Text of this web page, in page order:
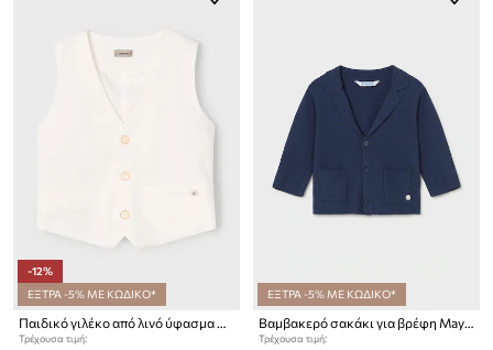
-12%
ΕΞΤΡΑ -5% ΜΕ ΚΩΔΙΚΟ*
Παιδικό γιλέκο από λινό ύφασμα Mayoral
Τρέχουσα τιμή:
ΕΞΤΡΑ -5% ΜΕ ΚΩΔΙΚΟ*
Βαμβακερό σακάκι για βρέφη Mayoral
Τρέχουσα τιμή: